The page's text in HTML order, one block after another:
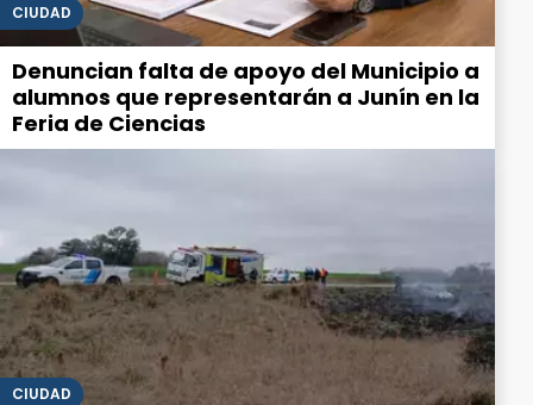
CIUDAD
Denuncian falta de apoyo del Municipio a
alumnos que representarán a Junín en la
Feria de Ciencias
CIUDAD